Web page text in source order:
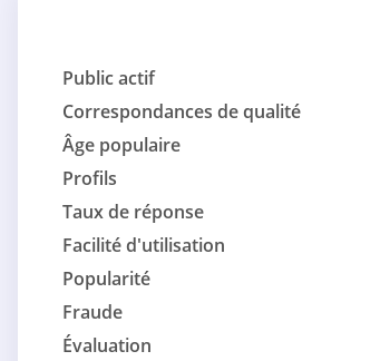
Public actif
Correspondances de qualité
Âge populaire
Profils
Taux de réponse
Facilité d'utilisation
Popularité
Fraude
Évaluation